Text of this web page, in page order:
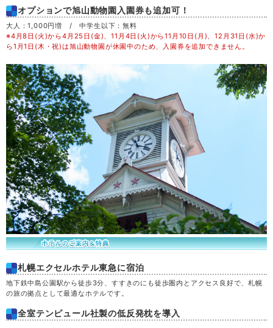
月 31
オプションで旭山動物園入園券も追加可！
大人：1,000円増 / 中学生以下：無料
※4月8日(火)から4月25日(金)、11月4日(火)から11月10日(月)、12月31日(水)か
ら1月1日(木・祝)は旭山動物園が休園中のため、入園券を追加できません。
札幌エクセルホテル東急に宿泊
地下鉄中島公園駅から徒歩3分、すすきのにも徒歩圏内とアクセス良好で、札幌
の旅の拠点として最適なホテルです。
全室テンピュール社製の低反発枕を導入